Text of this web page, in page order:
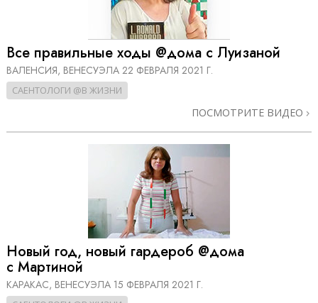
Все правильные ходы @дома с Луизаной
ВАЛЕНСИЯ, ВЕНЕСУЭЛА 22 ФЕВРАЛЯ 2021 Г.
САЕНТОЛОГИ @В ЖИЗНИ
ПОСМОТРИТЕ ВИДЕО
Новый год, новый гардероб @дома
с Мартиной
КАРАКАС, ВЕНЕСУЭЛА 15 ФЕВРАЛЯ 2021 Г.